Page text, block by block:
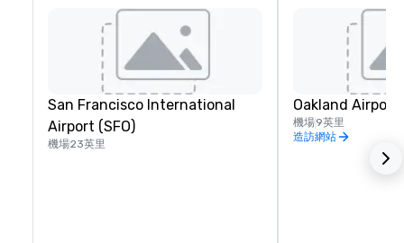
San Francisco International
Airport (SFO)
機場23英里
Oakland Airport
機場9英里
造訪網站